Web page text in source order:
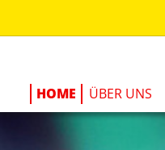
HOME ÜBER UNS